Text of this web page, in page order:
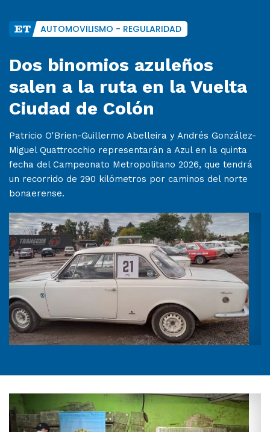
AUTOMOVILISMO - REGULARIDAD
Dos binomios azuleños
salen a la ruta en la Vuelta
Ciudad de Colón
Patricio O'Brien-Guillermo Abelleira y Andrés González-
Miguel Quattrocchio representarán a Azul en la quinta
fecha del Campeonato Metropolitano 2026, que tendrá
un recorrido de 290 kilómetros por caminos del norte
bonaerense.